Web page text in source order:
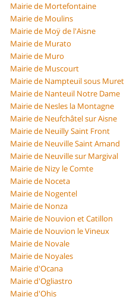
Mairie de Mortefontaine
Mairie de Moulins
Mairie de Moÿ de l'Aisne
Mairie de Murato
Mairie de Muro
Mairie de Muscourt
Mairie de Nampteuil sous Muret
Mairie de Nanteuil Notre Dame
Mairie de Nesles la Montagne
Mairie de Neufchâtel sur Aisne
Mairie de Neuilly Saint Front
Mairie de Neuville Saint Amand
Mairie de Neuville sur Margival
Mairie de Nizy le Comte
Mairie de Noceta
Mairie de Nogentel
Mairie de Nonza
Mairie de Nouvion et Catillon
Mairie de Nouvion le Vineux
Mairie de Novale
Mairie de Noyales
Mairie d'Ocana
Mairie d'Ogliastro
Mairie d'Ohis